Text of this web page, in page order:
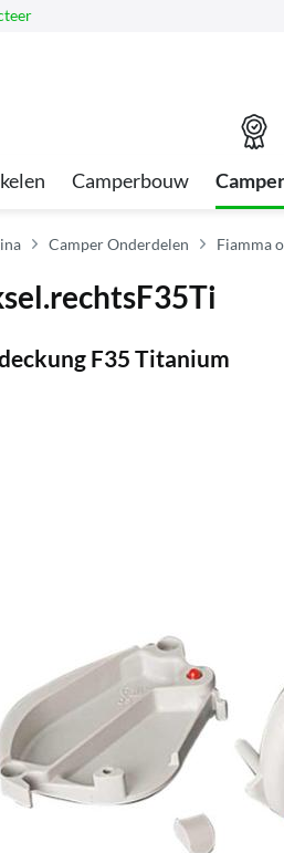
Camperbouw
Camper Onderdelen Fiamma
F35 Titanium